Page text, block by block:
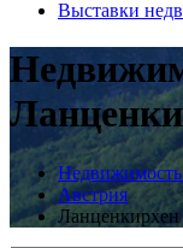
Выставки
Австрия
Ланценкирхен